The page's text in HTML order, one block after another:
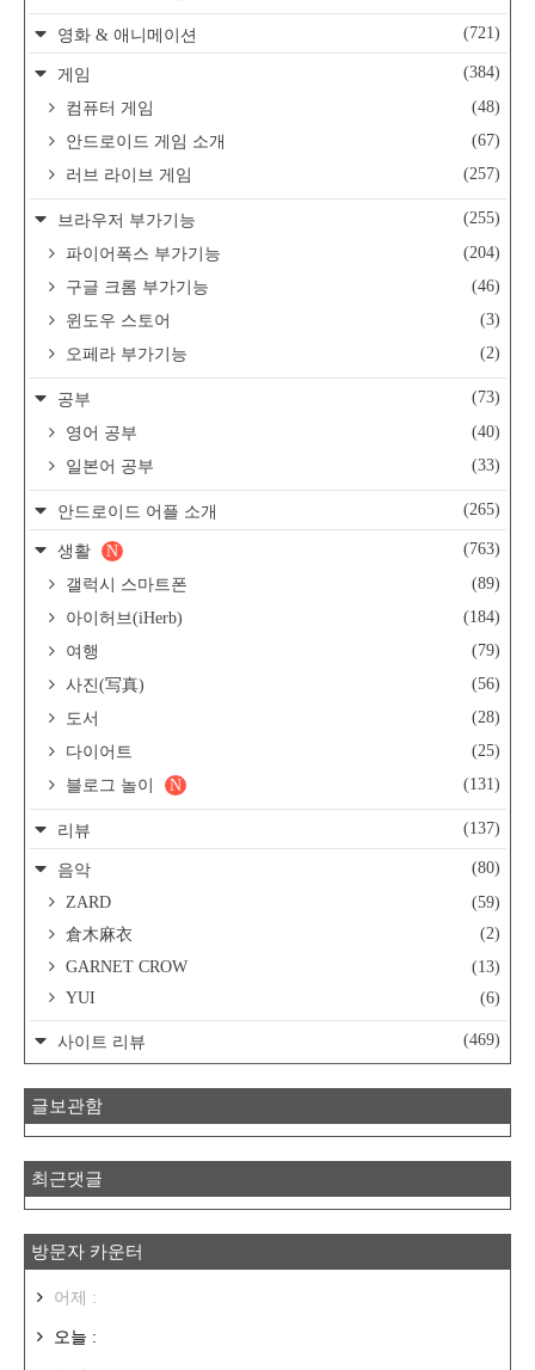
영화 & 애니메이션 (721)
게임
(384)
컴퓨터 게임
(48)
안드로이드 게임 소개
(67)
러브 라이브 게임
(257)
브라우저 부가기능
(255)
파이어폭스 부가기능
(204)
구글 크롬 부가기능
(46)
윈도우 스토어
(3)
오페라 부가기능
(2)
공부
(73)
영어 공부
(40)
일본어 공부
(33)
안드로이드 어플 소개 (265)
생활 (763)
N
갤럭시 스마트폰
(89)
아이허브(iHerb)
(184)
여행
(79)
사진(写真)
(56)
도서
(28)
다이어트
(25)
블로그 놀이
(131)
N
리뷰 (137)
음악
(80)
ZARD
(59)
倉木麻衣
(2)
GARNET CROW
(13)
YUI
(6)
사이트 리뷰 (469)
글보관함
최근댓글
방문자 카운터
어제 :
오늘 :